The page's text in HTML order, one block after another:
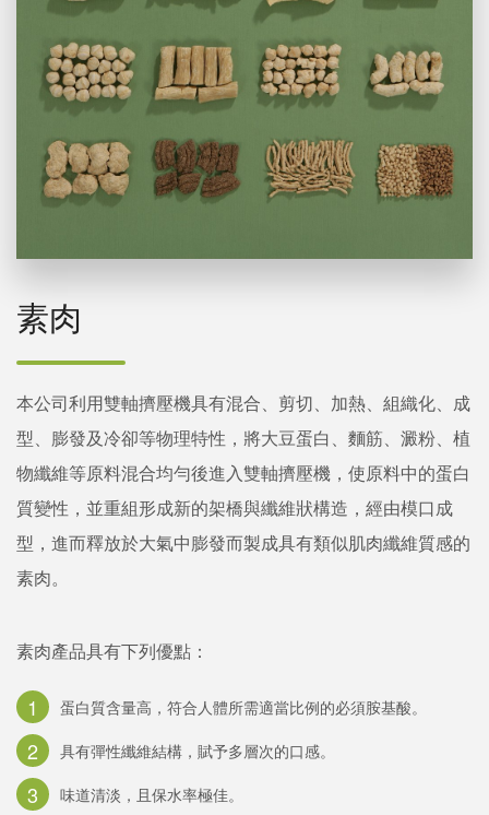
素肉
本公司利用雙軸擠壓機具有混合、剪切、加熱、組織化、成
型、膨發及冷卻等物理特性，將大豆蛋白、麵筋、澱粉、植
物纖維等原料混合均勻後進入雙軸擠壓機，使原料中的蛋白
質變性，並重組形成新的架橋與纖維狀構造，經由模口成
型，進而釋放於大氣中膨發而製成具有類似肌肉纖維質感的
素肉。
素肉產品具有下列優點：
1 蛋白質含量高，符合人體所需適當比例的必須胺基酸。
2 具有彈性纖維結構，賦予多層次的口感。
3 味道清淡，且保水率極佳。